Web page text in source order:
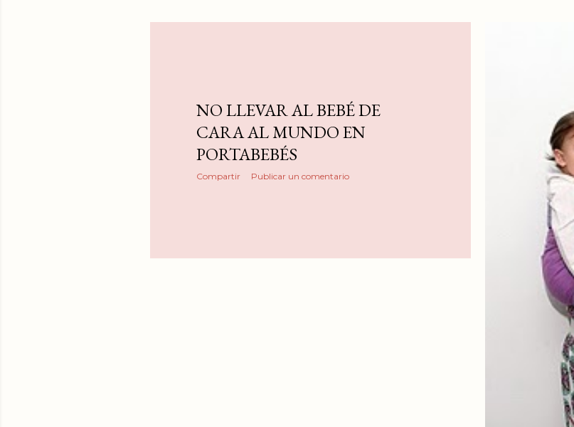
NO LLEVAR AL BEBÉ DE
CARA AL MUNDO EN
PORTABEBÉS
Compartir Publicar un comentario